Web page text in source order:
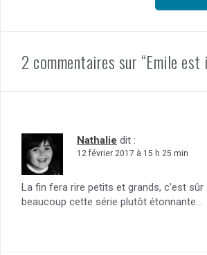
2 commentaires sur “Emile est
Nathalie dit :
12 février 2017 à 15 h 25 min
La fin fera rire petits et grands, c’est sûr
beaucoup cette série plutôt étonnante…